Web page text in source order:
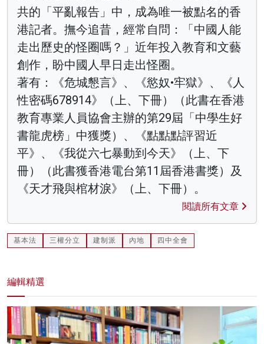
共的「平亂報告」中，成為唯一被點名的香
港記者。撫今追昔，經常自問：「中國人能
走出歷史的怪圈嗎？」近年投入教育和文藝
創作，盼中國人早日走出怪圈。
著有：《危城懇言》、《慾奴•牢獄》、《人
性密碼678914》（上、下冊）（此書在香港
教育專業人員協會主辦的第29屆「中學生好
書龍虎榜」中獲獎）、《點點點評習近
平》、《我從六七暴動到今天》（上、下
冊）（此書獲香港電台第11屆香港書獎）及
《天才飛與棺材淚》（上、下冊）。
閱讀所有文章
基本法 三權分立 建制派 內地 四中全會
編輯精選